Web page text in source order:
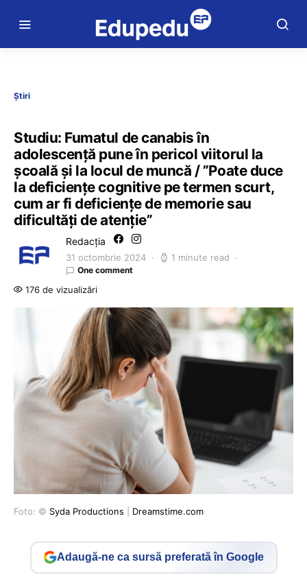
Știri
Studiu: Fumatul de canabis în
adolescență pune în pericol viitorul la
școală și la locul de muncă / ”Poate duce
la deficiențe cognitive pe termen scurt,
cum ar fi deficiențe de memorie sau
dificultăți de atenție”
Redacția
31 octombrie 2024 1 minute read
One comment
176 de vizualizări
Foto: © Syda Productions Dreamstime.com
Adaugă-ne ca sursă preferată în Google